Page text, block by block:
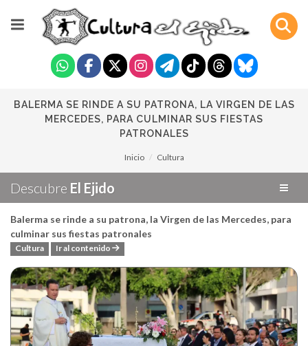
BALERMA SE RINDE A SU PATRONA, LA VIRGEN DE LAS
MERCEDES, PARA CULMINAR SUS FIESTAS
PATRONALES
Inicio Cultura
Descubre El Ejido
Balerma se rinde a su patrona, la Virgen de las Mercedes, para
culminar sus fiestas patronales
Cultura Ir al contenido